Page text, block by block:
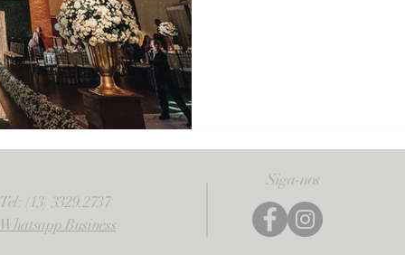
Siga-nos
Tel: (13) 3329.2737
Whatsapp Business